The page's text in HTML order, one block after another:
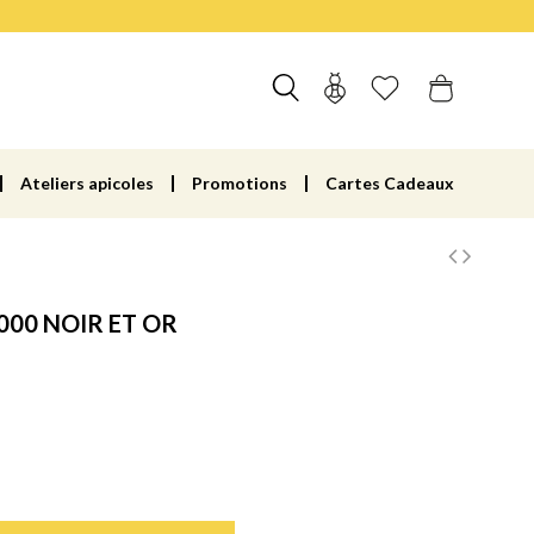
Ateliers apicoles Promotions Cartes Cadeaux
NOIR ET OR